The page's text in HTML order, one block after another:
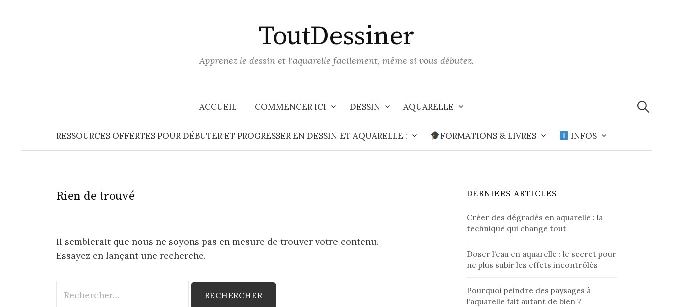
ToutDessiner
Apprenez le dessin et l'aquarelle facilement, même si vous débutez.
ACCUEIL COMMENCER ICI DESSIN AQUARELLE
RESSOURCES OFFERTES POUR DÉBUTER ET PROGRESSER EN DESSIN ET AQUARELLE : FORMATIONS & LIVRES INFOS
Rien de trouvé
Il semblerait que nous ne soyons pas en mesure de trouver votre contenu.
Essayez en lançant une recherche.
Rechercher :
DERNIERS ARTICLES
Créer des dégradés en aquarelle : la
technique qui change tout
Doser l’eau en aquarelle : le secret pour
ne plus subir les effets incontrôlés
Pourquoi peindre des paysages à
l’aquarelle fait autant de bien ?